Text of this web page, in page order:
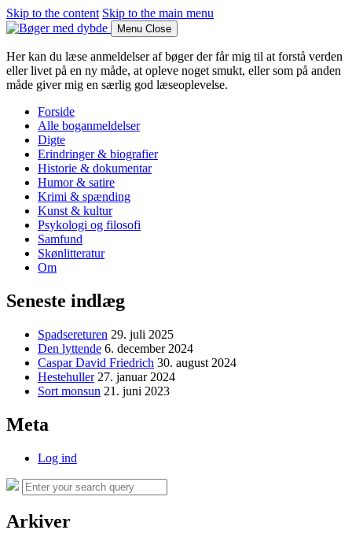
Skip to the content Skip to the main menu
Menu Close
Her kan du læse anmeldelser af bøger der får mig til at forstå verden
eller livet på en ny måde, at opleve noget smukt, eller som på anden
måde giver mig en særlig god læseoplevelse.
Forside
Alle boganmeldelser
Digte
Erindringer & biografier
Historie & dokumentar
Humor & satire
Krimi & spænding
Kunst & kultur
Psykologi og filosofi
Samfund
Skønlitteratur
Om
Seneste indlæg
Spadsereturen 29. juli 2025
Den lyttende 6. december 2024
Caspar David Friedrich 30. august 2024
Hestehuller 27. januar 2024
Sort monsun 21. juni 2023
Meta
Log ind
Search
for:
Search
Arkiver